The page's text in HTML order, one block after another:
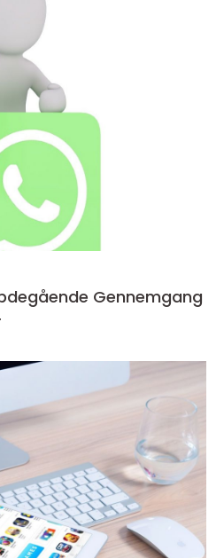
Gennemgang